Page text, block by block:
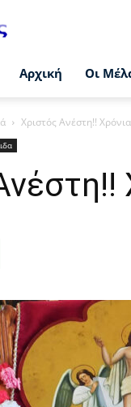
Αρχική Οι
Χριστός Ανέστη!!